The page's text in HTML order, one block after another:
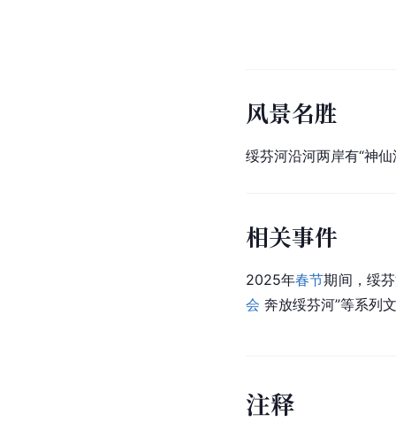
风景名胜
绥芬河沿河两岸有“神仙
相关事件
2025年春节期间，绥
会 奔放绥芬河”等系列
注释